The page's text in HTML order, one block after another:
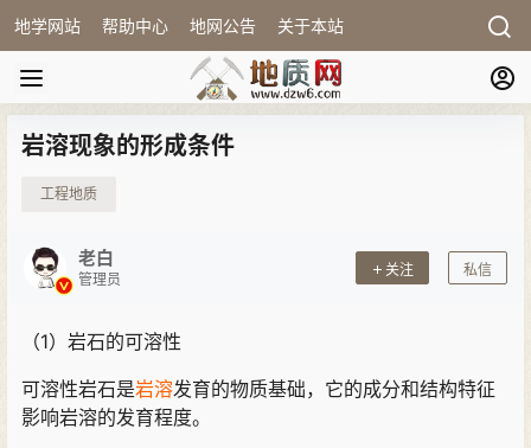
地学网站 帮助中心 地网公告 关于本站
岩溶现象的形成条件
工程地质
老白
管理员
关注 私信
（1）岩石的可溶性
可溶性岩石是岩溶发育的物质基础，它的成分和结构特征
影响岩溶的发育程度。